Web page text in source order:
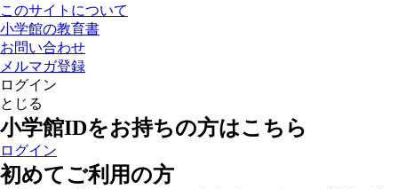
このサイトについて
小学館の教育書
お問い合わせ
メルマガ登録
ログイン
とじる
小学館IDをお持ちの方はこちら
ログイン
初めてご利用の方